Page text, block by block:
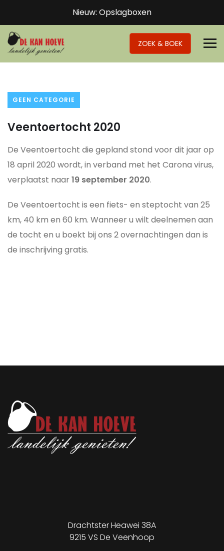
Nieuw: Opslagboxen
ZOEK & BOEK
GEEN CATEGORIE
Veentoertocht 2020
De Veentoertocht die gepland stond voor dit jaar op
18 april 2020 wordt, in verband met het Carona virus,
verplaatst naar19 september 2020.
De Veentoertocht is een fiets- en steptocht van 25
km, 40 km en 60 km. Wanneer u wilt deelnemen aan
de tocht en u boekt bij ons 2 overnachtingen dan is
de inschrijving gratis.
Drachtster Heawei 38A
9215 VS De Veenhoop